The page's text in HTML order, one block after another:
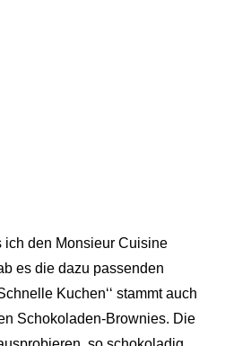
den Monsieur Cuisine
es die dazu passenden
Kuchen‘‘ stammt auch
Schokoladen-Brownies. Die